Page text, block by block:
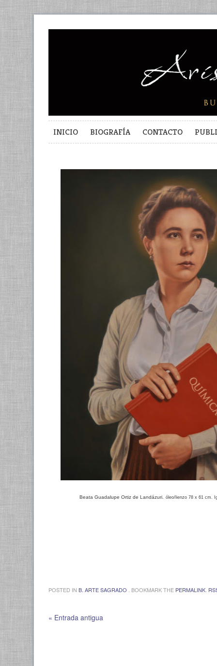
INICIO BIOGRAFÍA CONTACTO
Beata Guadalupe Ortiz de Landázuri. óleo/lienzo 78 x 61 cm.
POSTED IN B. ARTE SAGRADO . BOOKMARK THE PERMALINK
« Entrada antigua